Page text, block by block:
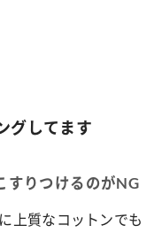
グしてます
すりつけるのがNG
上質なコットンでも